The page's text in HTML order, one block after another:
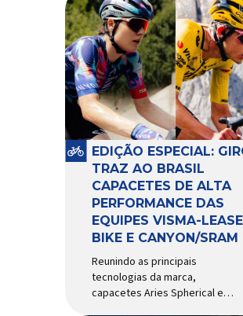
existe uma peça relativamente
pequena que desempenha um
papel fundamental na
segurança e no
comportamento do veículo: o
pivô de suspensão.
Responsável por conectar
diferentes componentes do
sistema e permitir os
movimentos necessários
durante a condução, o pivô […]
EDIÇÃO ESPECIAL:
TRAZ AO BRASIL
CAPACETES DE ALTA
PERFORMANCE DAS
EQUIPES VISMA-
BIKE E CANYON/SRAM
Reunindo as principais
tecnologias da marca,
capacetes Aries Spherical e